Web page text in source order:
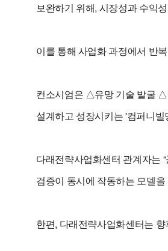
보완하기 위해, 시장성과 수익
이를 통해 사업화 과정에서 반
컨소시엄은 △유망 기술 발굴 △
설계하고 성장시키는 '컴퍼니
다래전략사업화센터 관계자는
검증이 동시에 작동하는 모델
한편, 다래전략사업화센터는